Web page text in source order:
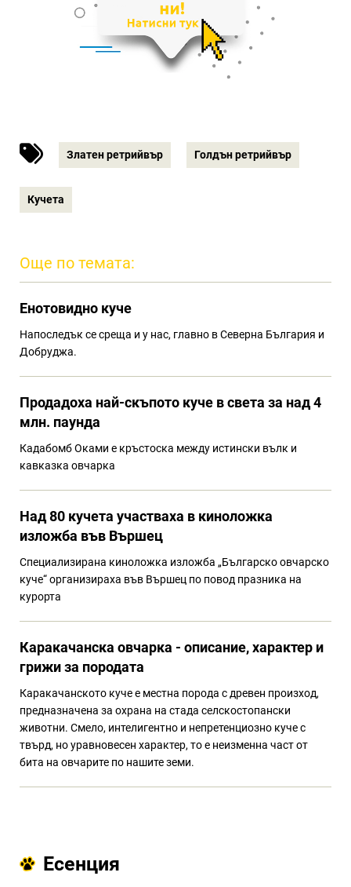
Златен ретрийвър Голдън ретрийвър
Кучета
Още по темата:
Eнотовидно куче
Напоследък се среща и у нас, главно в Северна България и
Добруджа.
Продадоха най-скъпото куче в света за над 4
млн. паунда
Кадабомб Оками е кръстоска между истински вълк и
кавказка овчарка
Над 80 кучета участваха в киноложка
изложба във Вършец
Специализирана киноложка изложба „Българско овчарско
куче“ организираха във Вършец по повод празника на
курорта
Каракачанска овчарка - описание, характер и
грижи за породата
Каракачанското куче е местна порода с древен произход,
предназначена за охрана на стада селскостопански
животни. Смело, интелигентно и непретенциозно куче с
твърд, но уравновесен характер, то е неизменна част от
бита на овчарите по нашите земи.
Есенция